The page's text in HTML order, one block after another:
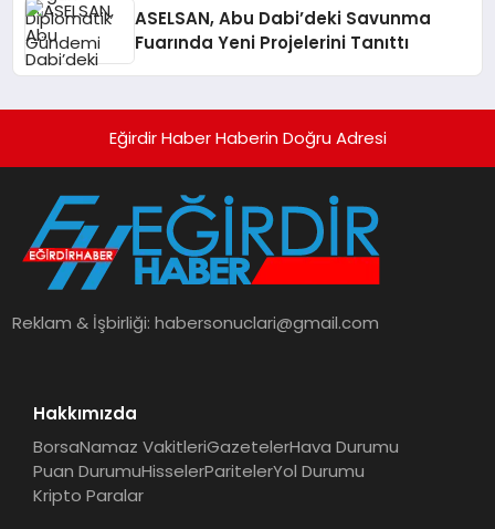
ASELSAN, Abu Dabi’deki Savunma
Fuarında Yeni Projelerini Tanıttı
Eğirdir Haber Haberin Doğru Adresi
Reklam & İşbirliği:habersonuclari@gmail.com
Hakkımızda
BorsaNamaz VakitleriGazetelerHava Durumu
Puan DurumuHisselerParitelerYol Durumu
Kripto Paralar